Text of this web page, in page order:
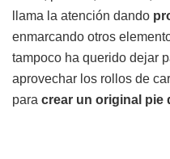
llama la atención dando
enmarcando otros
tampoco ha querido dejar
aprovechar los rollos de
para crear un original pie